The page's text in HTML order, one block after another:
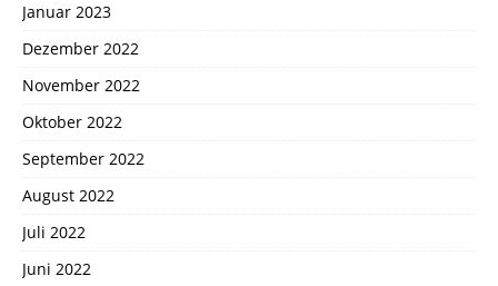
Januar 2023
Dezember 2022
November 2022
Oktober 2022
September 2022
August 2022
Juli 2022
Juni 2022